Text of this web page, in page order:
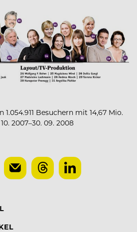
1.054.911 Besuchern mit 14,67 Mio.
2007–30. 09. 2008